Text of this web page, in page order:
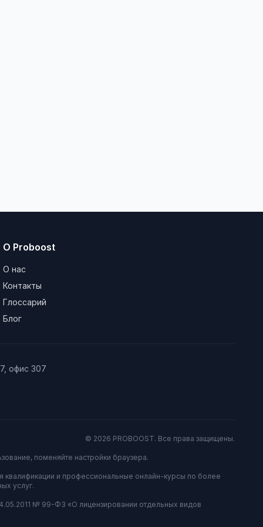
О Proboost
О нас
Контакты
Глоссарий
Блог
офис 307
© 2026 PROBOOST. Все права защищены.
поменяйте настройки браузера.
и профессиональные онлайн-курсы по более
услуг.
№ 99-ФЗ «О лицензировании отдельных видов